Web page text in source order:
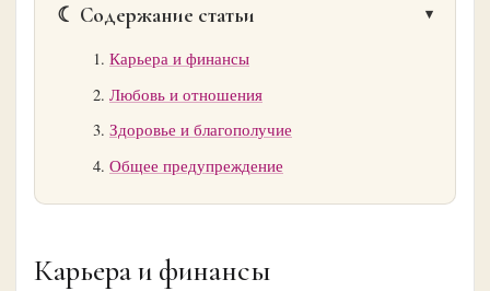
☾ Содержание статьи
Карьера и финансы
Любовь и отношения
Здоровье и благополучие
Общее предупреждение
Карьера и финансы